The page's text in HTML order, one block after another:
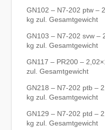
GN102 – N7-202 ptw –
kg zul. Gesamtgewicht
GN103 – N7-202 svw –
kg zul. Gesamtgewicht
GN117 – PR200 –
zul. Gesamtgewicht
GN218 – N7-202 ptb –
kg zul. Gesamtgewicht
GN129 – N7-202 ptd –
kg zul. Gesamtgewicht